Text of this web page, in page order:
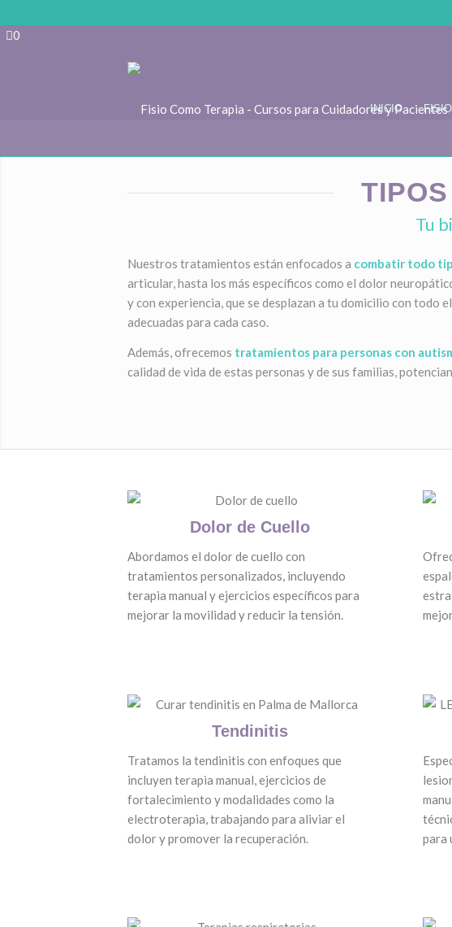
0
INICIO
Tu
Nuestros tratamientos están enfocados a combatir todo
articular, hasta los más específicos como el dolor
y con experiencia, que se desplazan a tu domicilio con todo
adecuadas para cada caso.
Además, ofrecemos tratamientos para personas con
calidad de vida de estas personas y de sus familias,
Dolor de Cuello
Abordamos el dolor de cuello con
tratamientos personalizados, incluyendo
terapia manual y ejercicios específicos para
mejorar la movilidad y reducir la tensión.
Tendinitis
Tratamos la tendinitis con enfoques que
incluyen terapia manual, ejercicios de
fortalecimiento y modalidades como la
electroterapia, trabajando para aliviar el
dolor y promover la recuperación.
para